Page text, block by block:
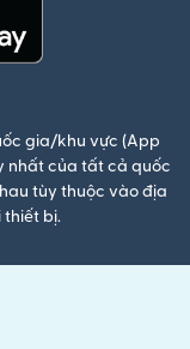
gia/khu vực (App
nhất của tất cả quốc
tùy thuộc vào địa
thiết bị.